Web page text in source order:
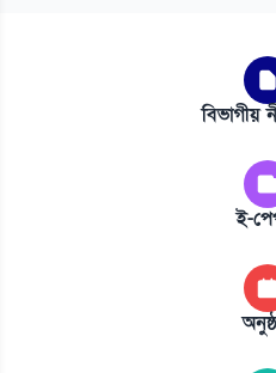
বিভাগীয়
ই-